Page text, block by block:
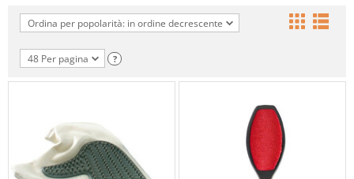
Ordina per popolarità: in ordine decrescente
48 Per pagina ?